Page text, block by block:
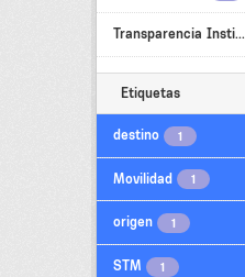
Transparencia Insti...
Etiquetas
destino 1
Movilidad 1
origen 1
STM 1